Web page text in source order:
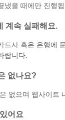
냈을 때에만 진행
계속 실패해요.
드사 혹은 은행에
랍니다.
없나요?
없으며 웹사이트
어요